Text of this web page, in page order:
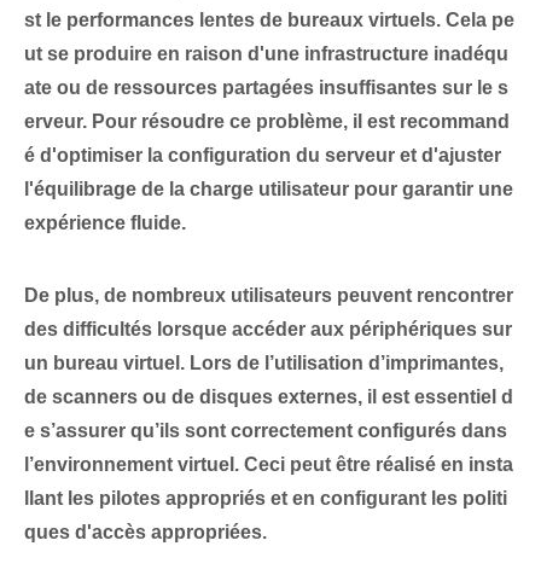
st le performances lentes de bureaux virtuels. Cela pe
ut se produire en raison d'une infrastructure inadéqu
ate ou de ressources partagées insuffisantes sur le s
erveur. Pour résoudre ce problème, il est recommand
é d'optimiser la configuration du serveur et d'ajuster
l'équilibrage de la charge utilisateur pour garantir une
expérience fluide.
De plus, de nombreux⁢ utilisateurs peuvent⁤ rencontrer
des difficultés lorsque accéder aux périphériques sur
un bureau virtuel. Lors de l’utilisation d’imprimantes,
de scanners ou de disques externes, il est essentiel d
e s’assurer qu’ils sont correctement configurés dans
l’environnement virtuel. Ceci peut être réalisé en insta
llant les pilotes appropriés et en configurant les politi
ques d'accès appropriées.